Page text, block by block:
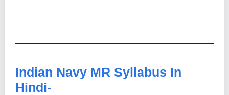
Indian Navy MR Syllabus In
Hindi-